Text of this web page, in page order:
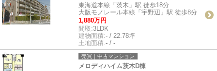
東海道本線「茨木」駅 徒歩18分
大阪モノレール本線「宇野辺」駅 徒歩8分
1,880万円
間取:3LDK
建物面積:- / 22.78坪
土地面積:- / -
売買｜中古マンション
メロディハイム茨木D棟